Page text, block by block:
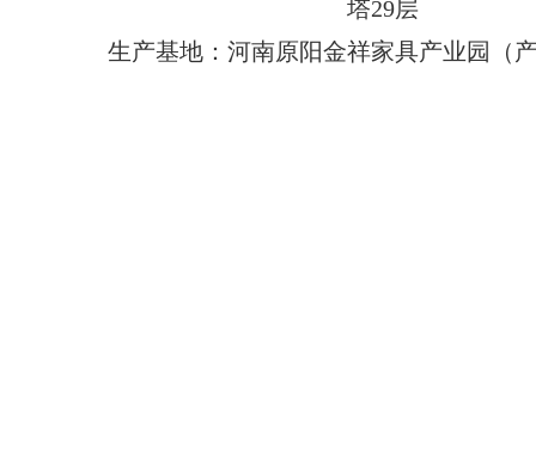
塔29层
生产基地：河南原阳金祥家具产业园（